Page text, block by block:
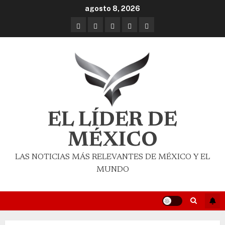
agosto 8, 2026
EL LÍDER DE
MÉXICO
LAS NOTICIAS MÁS RELEVANTES DE MÉXICO Y EL
MUNDO